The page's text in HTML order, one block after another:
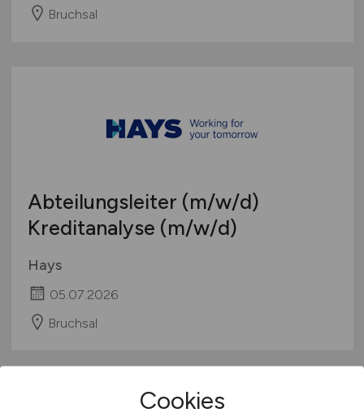
Bruchsal
Abteilungsleiter (m/w/d)
Kreditanalyse (m/w/d)
Hays
05.07.2026
Bruchsal
Cookies